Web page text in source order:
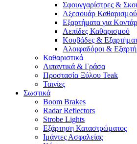
Σφουγγαρίστρες &
Αξεσουάρ Καθαρισμού
Εξαρτήματα για
Λεπίδες Καθαρισμού
Κουβάδες &
Αλοιφαδόροι &
Καθαριστικά
Λιπαντικά & Γράσα
Προστασία Ξύλου Teak
Ταινίες
Σωστικά
Boom Brakes
Radar Reflectors
Strobe Lights
Εξάρτηση Καταστρώματος
Ιμάντες Ασφαλείας